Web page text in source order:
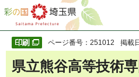
彩の国 埼玉県
ページ番号：251012 掲載
県立熊谷高等技術